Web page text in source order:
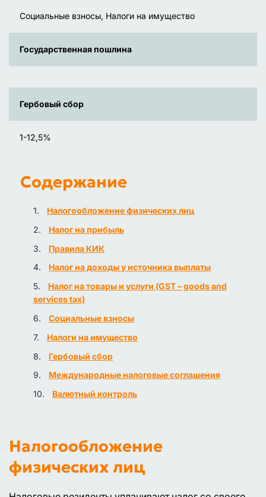
Социальные взносы, Налоги на имущество
Государственная пошлина
Гербовый сбор
1-12,5%
Содержание
Налогообложение физических лиц
Налог на прибыль
Правила КИК
Налог на доходы у источника выплаты
Налог на товары и услуги (GST – goods and
services tax)
Социальные взносы
Налоги на имущество
Гербовый сбор
Международные налоговые соглашения
Валютный контроль
Налогообложение
физических лиц